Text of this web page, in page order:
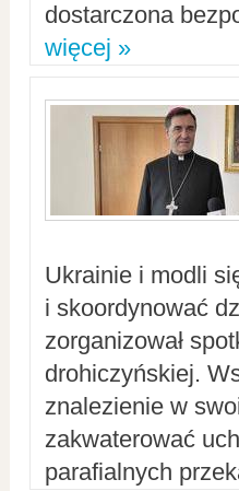
dostarczona
więcej »
Ukrainie i modli
i skoordynować
zorganizował
drohiczyńskiej.
znalezienie w
zakwaterować
parafialnych